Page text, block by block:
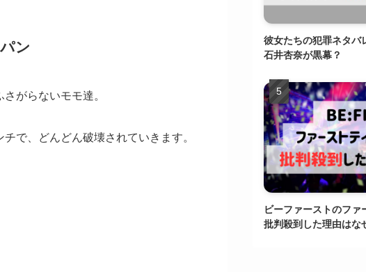
ン
がらないモモ達。
で、どんどん破壊されていきます。
彼女たちの犯罪ネタバ
石井杏奈が黒幕？
ビーファーストのファ
批判殺到した理由はな